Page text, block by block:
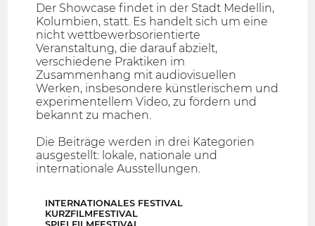
Der Showcase findet in der Stadt Medellin,
Kolumbien, statt. Es handelt sich um eine
nicht wettbewerbsorientierte
Veranstaltung, die darauf abzielt,
verschiedene Praktiken im
Zusammenhang mit audiovisuellen
Werken, insbesondere künstlerischem und
experimentellem Video, zu fördern und
bekannt zu machen.
Die Beiträge werden in drei Kategorien
ausgestellt: lokale, nationale und
internationale Ausstellungen.
INTERNATIONALES FESTIVAL
KURZFILMFESTIVAL